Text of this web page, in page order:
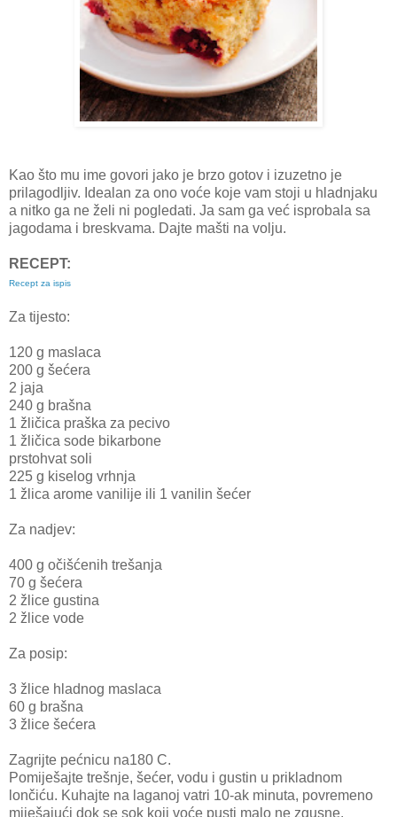
Kao što mu ime govori jako je brzo gotov i izuzetno je
prilagodljiv. Idealan za ono voće koje vam stoji u hladnjaku
a nitko ga ne želi ni pogledati. Ja sam ga već isprobala sa
jagodama i breskvama. Dajte mašti na volju.
RECEPT:
Recept za ispis
Za tijesto:
120 g maslaca
200 g šećera
2 jaja
240 g brašna
1 žličica praška za pecivo
1 žličica sode bikarbone
prstohvat soli
225 g kiselog vrhnja
1 žlica arome vanilije ili 1 vanilin šećer
Za nadjev:
400 g očišćenih trešanja
70 g šećera
2 žlice gustina
2 žlice vode
Za posip:
3 žlice hladnog maslaca
60 g brašna
3 žlice šećera
Zagrijte pećnicu na180 C.
Pomiješajte trešnje, šećer, vodu i gustin u prikladnom
lončiću. Kuhajte na laganoj vatri 10-ak minuta, povremeno
miješajući dok se sok koji voće pusti malo ne zgusne.